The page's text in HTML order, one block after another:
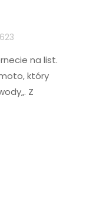
na list.
który
Z